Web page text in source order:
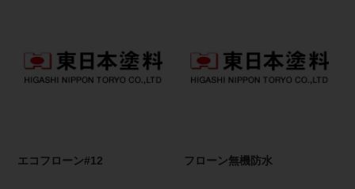
エコフローン#12 フローン無機防水